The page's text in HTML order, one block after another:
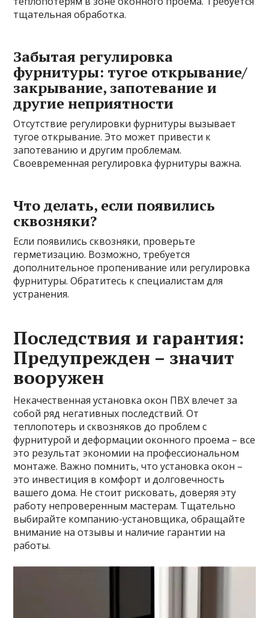
тщательная обработка.
Забытая регулировка
фурнитуры: тугое открывание/
закрывание, запотевание и
другие неприятности
Отсутствие регулировки фурнитуры вызывает
тугое открывание. Это может привести к
запотеванию и другим проблемам.
Своевременная регулировка фурнитуры важна.
Что делать, если появились
сквозняки?
Если появились сквозняки, проверьте
герметизацию. Возможно, требуется
дополнительное пропенивание или регулировка
фурнитуры. Обратитесь к специалистам для
устранения.
Последствия и гарантия:
Предупрежден – значит
вооружен
Некачественная установка окон ПВХ влечет за
собой ряд негативных последствий. От
теплопотерь и сквозняков до проблем с
фурнитурой и деформации оконного проема – все
это результат экономии на профессиональном
монтаже. Важно помнить, что установка окон –
это инвестиция в комфорт и долговечность
вашего дома. Не стоит рисковать, доверяя эту
работу непроверенным мастерам. Тщательно
выбирайте компанию-установщика, обращайте
внимание на отзывы и наличие гарантии на
работы.